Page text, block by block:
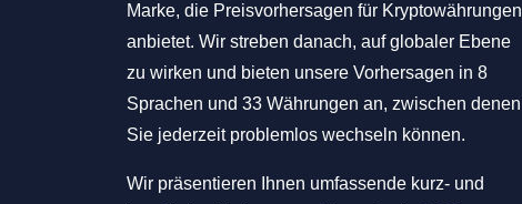
Marke, die Preisvorhersagen für Kryptowährungen
anbietet. Wir streben danach, auf globaler Ebene
zu wirken und bieten unsere Vorhersagen in 8
Sprachen und 33 Währungen an, zwischen denen
Sie jederzeit problemlos wechseln können.
Wir präsentieren Ihnen umfassende kurz- und